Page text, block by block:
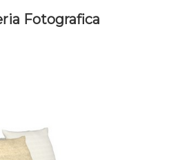
Fotografica